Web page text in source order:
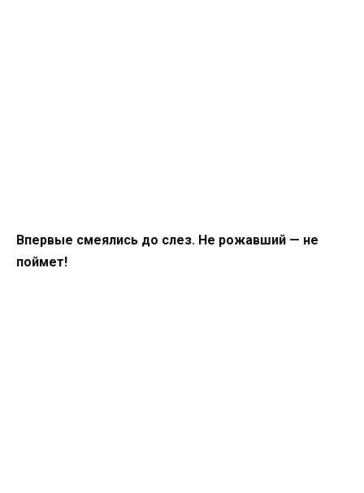
Впервые смеялись до слез. Не рожавший — не
поймет!